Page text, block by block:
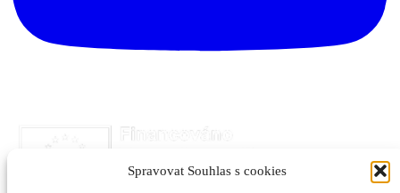
Spravovat Souhlas s cookies